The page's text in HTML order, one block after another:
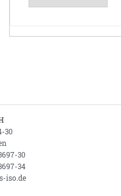
30
30
34
iso.de